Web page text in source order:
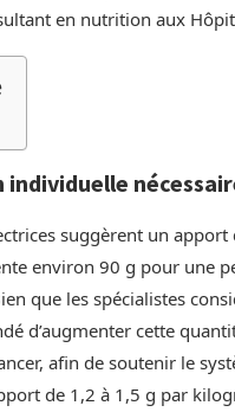
en nutrition aux
suggèrent un
environ 90 g pour une
que les spécialistes
d’augmenter cette
afin de soutenir le
de 1,2 à 1,5 g par